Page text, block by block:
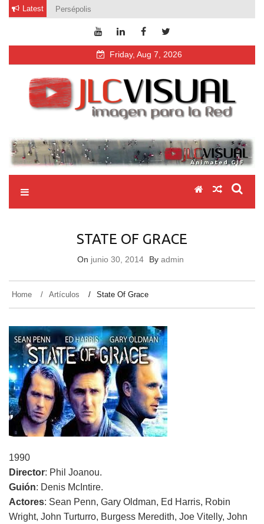
Skip Latest Persépolis
Friday, Aug 7, 2026
jlcvisual
video fotografía diseño web
STATE OF GRACE
On junio 30, 2014 By admin
Home Artículos State Of Grace
1990
Director: Phil Joanou.
Guión: Denis McIntire.
Actores: Sean Penn, Gary Oldman, Ed Harris, Robin
Wright, John Turturro, Burgess Meredith, Joe Vitelly, John